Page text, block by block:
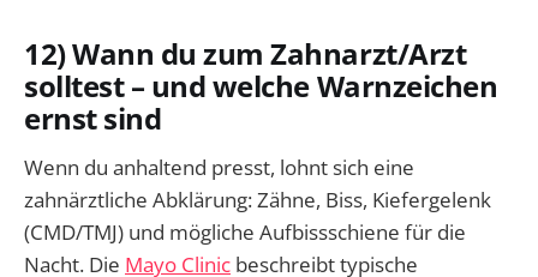
12) Wann du zum Zahnarzt/Arzt
solltest – und welche Warnzeichen
ernst sind
Wenn du anhaltend presst, lohnt sich eine
zahnärztliche Abklärung: Zähne, Biss, Kiefergelenk
(CMD/TMJ) und mögliche Aufbissschiene für die
Nacht. Die Mayo Clinic beschreibt typische